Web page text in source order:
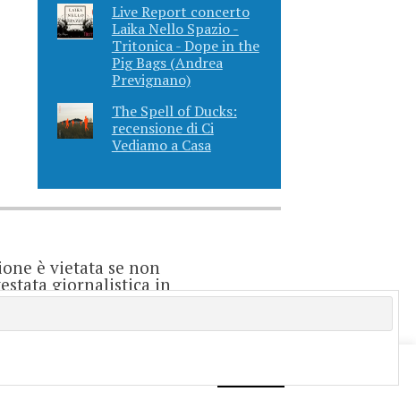
Live Report concerto
Laika Nello Spazio -
Tritonica - Dope in the
Pig Bags (Andrea
Prevignano)
The Spell of Ducks:
recensione di Ci
Vediamo a Casa
è vietata se non
giornalistica in
considerarsi un
è direttamente
you wish.